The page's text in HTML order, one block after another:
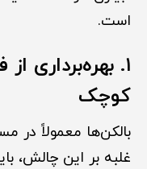
است.
۱. بهره‌برداری
کوچک
بالکن‌ها معمولاً در
غلبه بر این چالش،